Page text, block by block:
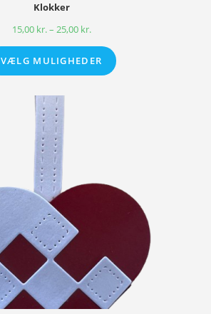
Klokker
15,00 kr.– 25,00 kr.
VÆLG MULIGHEDER